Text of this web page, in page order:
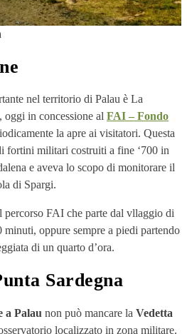
nel territorio di Palau è La
, oggi in concessione al FAI – Fondo
la apre ai visitatori. Questa
fortini militari costruiti a fine ‘700 in
e aveva lo scopo di monitorare il
di Spargi.
percorso FAI che parte dal vllaggio di
minuti, oppure sempre a piedi partendo
di un quarto d’ora.
Sardegna
a Palau non può mancare la Vedetta
localizzato in zona militare.